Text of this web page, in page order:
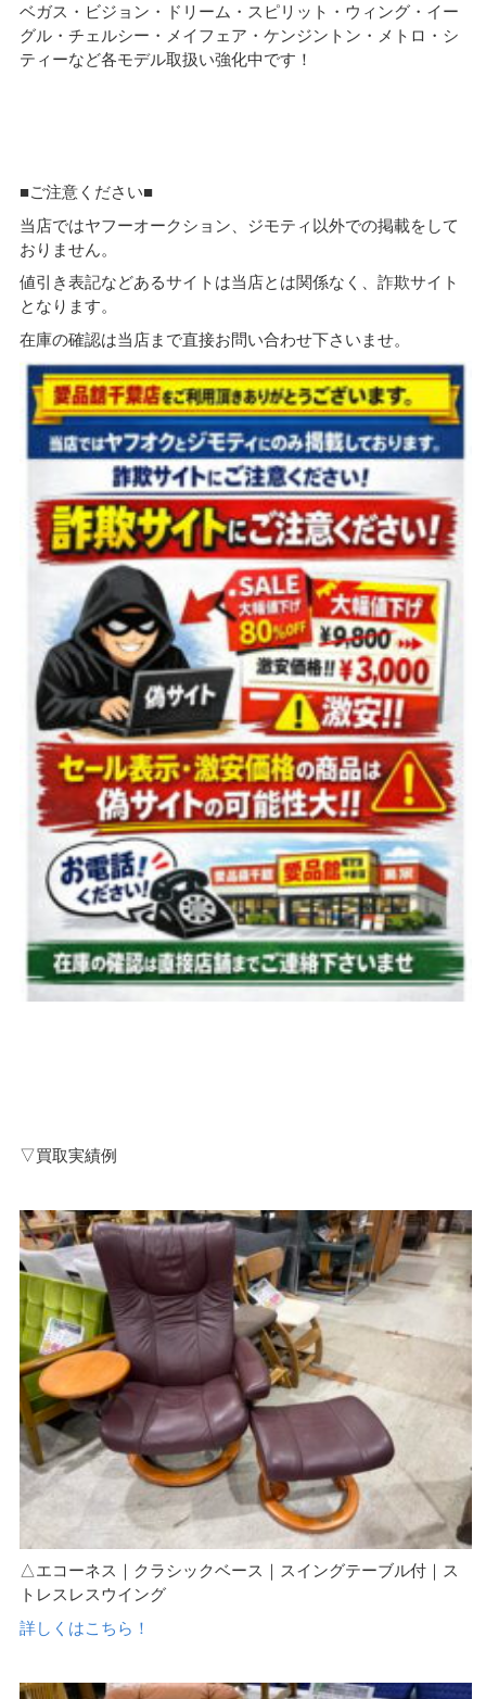
ベガス・ビジョン・ドリーム・スピリット・ウィング・イー
グル・チェルシー・メイフェア・ケンジントン・メトロ・シ
ティーなど各モデル取扱い強化中です！
■ご注意ください■
当店ではヤフーオークション、ジモティ以外での掲載をして
おりません。
値引き表記などあるサイトは当店とは関係なく、詐欺サイト
となります。
在庫の確認は当店まで直接お問い合わせ下さいませ。
▽買取実績例
△エコーネス｜クラシックベース｜スイングテーブル付｜ス
トレスレスウイング
詳しくはこちら！